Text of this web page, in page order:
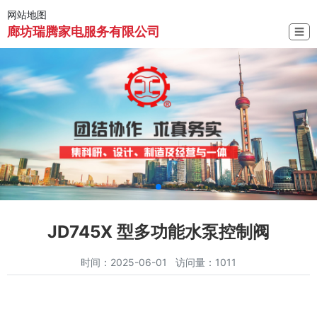
网站地图
廊坊瑞腾家电服务有限公司 ☰
JD745X 型多功能水泵控制阀
时间：2025-06-01 访问量：1011